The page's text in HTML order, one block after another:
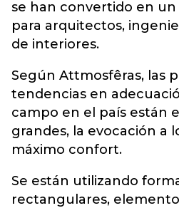
se han convertido en
para arquitectos,
de interiores.
Según Attmosfêras, las
tendencias en
campo en el país están
grandes, la evocación a
máximo confort.
Se están utilizando
rectangulares,